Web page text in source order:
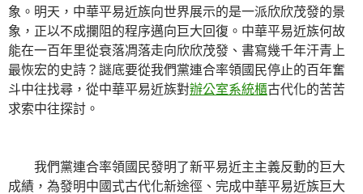
象。明天，中華平易近族向世界展示的是一派欣欣茂發的景
象，正以不成攔阻的程序邁向巨大回復。中華平易近族何故
能在一百年里從衰落凋落走向欣欣茂發、書寫幾千年汗青上
最恢宏的史詩？謎底要從我們黨連合率領國民停止的百年奮
斗中往找尋，從中華平易近族對辦公室系統櫃古代化的苦苦
求索中往探討。
我們黨連合率領國民發明了新平易近主主義反動的巨大
成績，為發明中國式古代化新途徑、完成中華平易近族巨大